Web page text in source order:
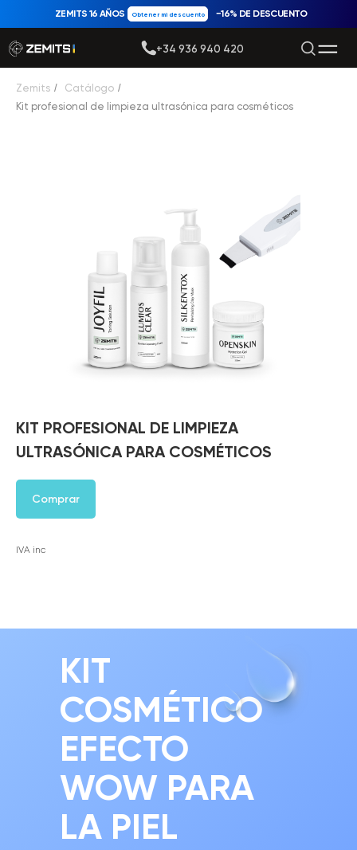
Obtener mi descuento
ZEMITS 16 AÑOS −16% DE DESCUENTO
+34 936 940 420
Zemits / Catálogo /
Kit profesional de limpieza ultrasónica para cosméticos
KIT PROFESIONAL DE LIMPIEZA
ULTRASÓNICA PARA COSMÉTICOS
Comprar
IVA inc
KIT
COSMÉTICO
EFECTO
WOW PARA
LA PIEL